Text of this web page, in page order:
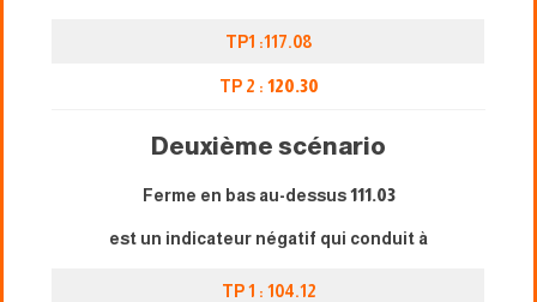
TP1 :117.08
TP 2 : 120.30
Deuxième scénario
Ferme en bas au-dessus111.03
est un indicateur négatif qui conduit à
TP 1 : 104.12